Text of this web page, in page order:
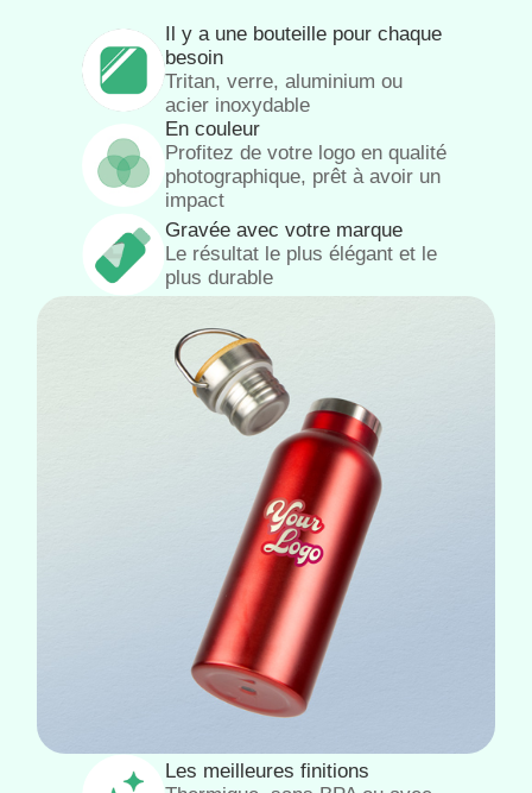
Il y a une bouteille pour chaque
besoin
Tritan, verre, aluminium ou
acier inoxydable
En couleur
Profitez de votre logo en qualité
photographique, prêt à avoir un
impact
Gravée avec votre marque
Le résultat le plus élégant et le
plus durable
Les meilleures finitions